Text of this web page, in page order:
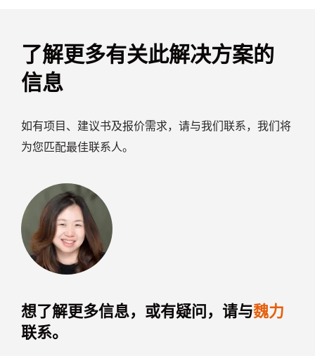
了解更多有关此解决方案的
信息
如有项目、建议书及报价需求，请与我们联系，我们将
为您匹配最佳联系人。
想了解更多信息，或有疑问，请与魏力
联系。